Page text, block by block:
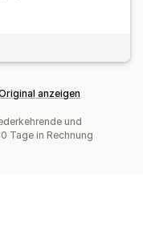
anzeigen
und
Tage in Rechnung